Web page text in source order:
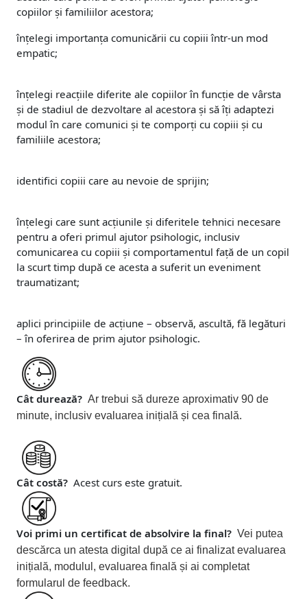
copiilor și familiilor acestora;
înțelegi importanța comunicării cu copiii într-un mod
empatic;
înțelegi reacțiile diferite ale copiilor în funcție de vârsta
și de stadiul de dezvoltare al acestora și să îți adaptezi
modul în care comunici și te comporți cu copiii și cu
familiile acestora;
identifici copiii care au nevoie de sprijin;
înțelegi care sunt acțiunile și diferitele tehnici necesare
pentru a oferi primul ajutor psihologic, inclusiv
comunicarea cu copiii și comportamentul față de un copil
la scurt timp după ce acesta a suferit un eveniment
traumatizant;
aplici principiile de acțiune – observă, ascultă, fă legături
– în oferirea de prim ajutor psihologic.
Cât durează? Ar trebui să dureze aproximativ 90 de
minute, inclusiv evaluarea inițială și cea finală.
Cât costă? Acest curs este gratuit.
Voi primi un certificat de absolvire la final? Vei putea
descărca un atesta digital după ce ai finalizat evaluarea
inițială, modulul, evaluarea finală și ai completat
formularul de feedback.